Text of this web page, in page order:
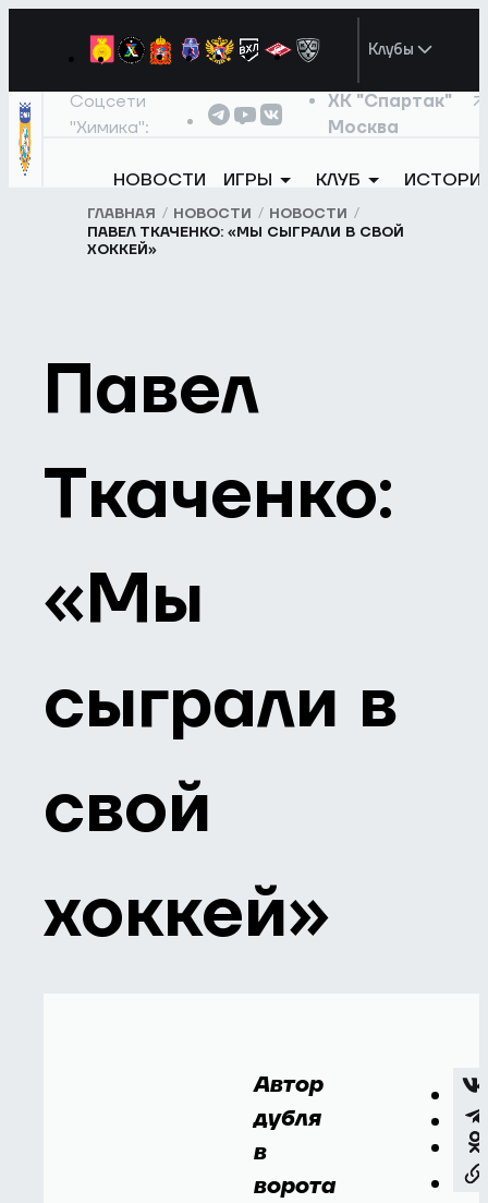
Клубы
Соцсети
"Химика":
ХК "Спартак"
Москва
НОВОСТИ ИГРЫ КЛУБ
ГЛАВНАЯ НОВОСТИ
НОВОСТИ
ПАВЕЛ ТКАЧЕНКО: «МЫ СЫГРАЛИ В СВОЙ
ХОККЕЙ»
Павел
Ткаченко:
«Мы
сыграли в
свой
хоккей»
Автор
дубля
в
ворота